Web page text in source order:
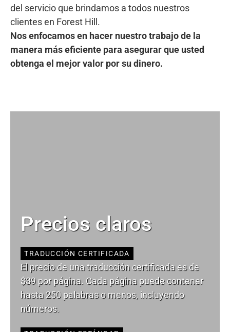
del servicio que brindamos a todos nuestros
clientes en Forest Hill.
Nos enfocamos en hacer nuestro trabajo de la
manera más eficiente para asegurar que usted
obtenga el mejor valor por su dinero.
Precios claros
TRADUCCIÓN CERTIFICADA
El precio de una traducción certificada es de
$39 por página. Cada página puede contener
hasta 250 palabras o menos, incluyendo
números.